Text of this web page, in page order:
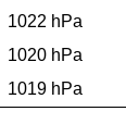
1022 hPa
1020 hPa
1019 hPa